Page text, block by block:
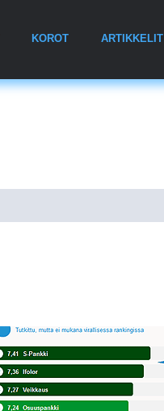
KOROT ARTIKKELIT